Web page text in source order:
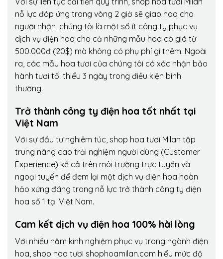
nỗ lực đáp ứng trong vòng 2 giờ sẽ giao hoa cho
người nhận, chúng tôi là một số ít công ty phục vụ
dịch vụ điện hoa cho cả những mẫu hoa có giá từ
500.000đ (20$) mà không có phụ phí gì thêm. Ngoài
ra, các mẫu hoa tươi của chúng tôi có xác nhận bảo
hành tươi tối thiểu 3 ngày trong điều kiện bình
thường.
Trở thành công ty điện hoa tốt nhất tại
Việt Nam
Với sự đầu tư nghiêm túc, shop hoa tươi Milan tập
trung nâng cao trải nghiệm người dùng (Customer
Experience) kể cả trên môi trường trực tuyến và
ngoại tuyến để đem lại một dịch vụ điện hoa hoàn
hảo xứng đáng trong nỗ lực trở thành công ty điện
hoa số 1 tại Việt Nam.
Cam kết dịch vụ điện hoa 100% hài lòng
Với nhiều năm kinh nghiệm phục vụ trong ngành điện
hoa, shop hoa tươi shophoamilan.com hiểu mức độ